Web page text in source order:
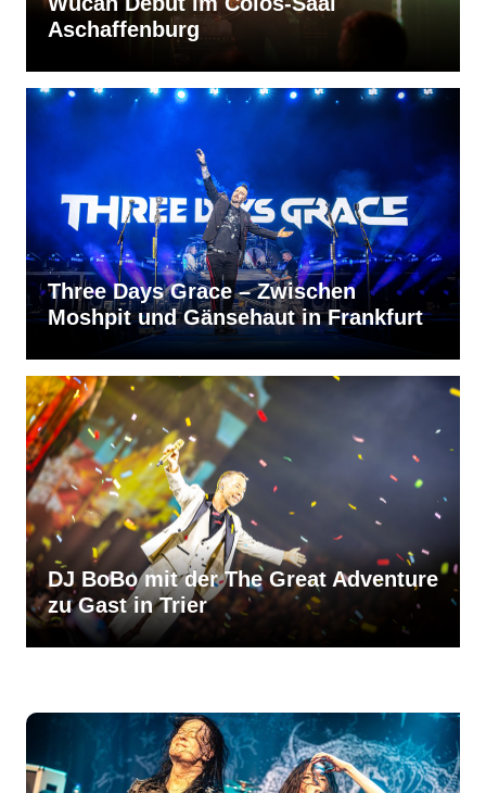
Aschaffenburg
Three Days Grace – Zwischen
Moshpit und Gänsehaut in Frankfurt
DJ BoBo mit der The Great Adventure
zu Gast in Trier